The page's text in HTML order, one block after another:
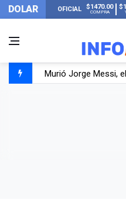
DOLAR OFICIAL $1470.00
COMPRA
Murió Jorge Messi,